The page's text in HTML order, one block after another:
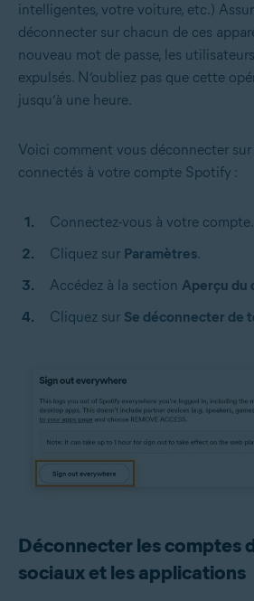
intelligentes, votre voiture, etc.)
déconnecter sur chacun de ces
nouveau mot de passe, les
expulsés. N’oubliez pas que cette
jusqu’à une heure.
Voici comment vous déconnecter
connectés à votre compte Spotify :
Connectez-vous à votre compte.
Cliquez sur Paramètres.
Accédez à la section Aperçu du
Cliquez sur Se déconnecter de
Déconnecter les comptes
sociaux et les applications